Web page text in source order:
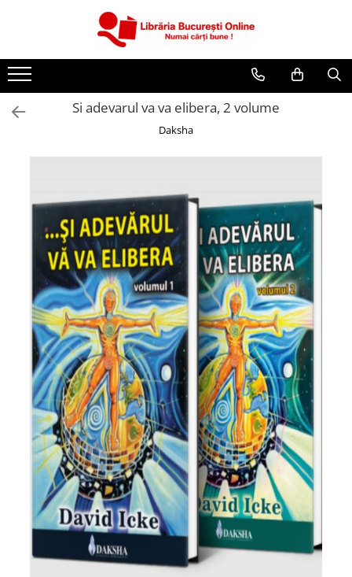
Artă și Enciclopedii
Beletristică
Cărți pentru copii
Creșterea copilului
Dezvoltare Personală
Diete și Fitness
Familie și Cuplu
Hobby și Divertisment
Istorie și Civilizații
Istorie și Conspirații
Manuale și Dicționare
Medicină și Sănătate
Practic. Casă și Grădina
Psihologie
Religie
Spiritualitate
Știință și Tehnologie
Științe Politice
Si adevarul va va elibera, 2 volume
Daksha